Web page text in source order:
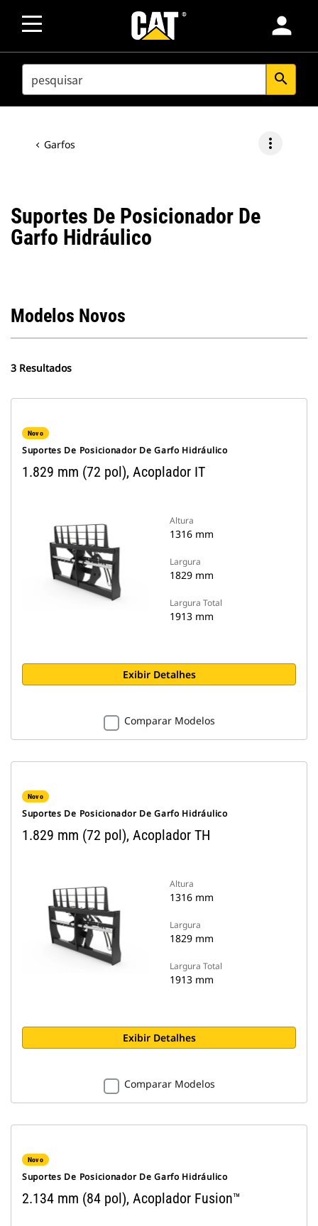
person
SEARCH search
Garfos more_vert
Suportes De Posicionador De
Garfo Hidráulico
Modelos Novos
3 Resultados
Novo
Suportes De Posicionador De Garfo Hidráulico
1.829 mm (72 pol), Acoplador IT
Altura
1316 mm
Largura
1829 mm
Largura Total
1913 mm
Exibir Detalhes
Comparar Modelos
Novo
Suportes De Posicionador De Garfo Hidráulico
1.829 mm (72 pol), Acoplador TH
Altura
1316 mm
Largura
1829 mm
Largura Total
1913 mm
Exibir Detalhes
Comparar Modelos
Novo
Suportes De Posicionador De Garfo Hidráulico
2.134 mm (84 pol), Acoplador Fusion™